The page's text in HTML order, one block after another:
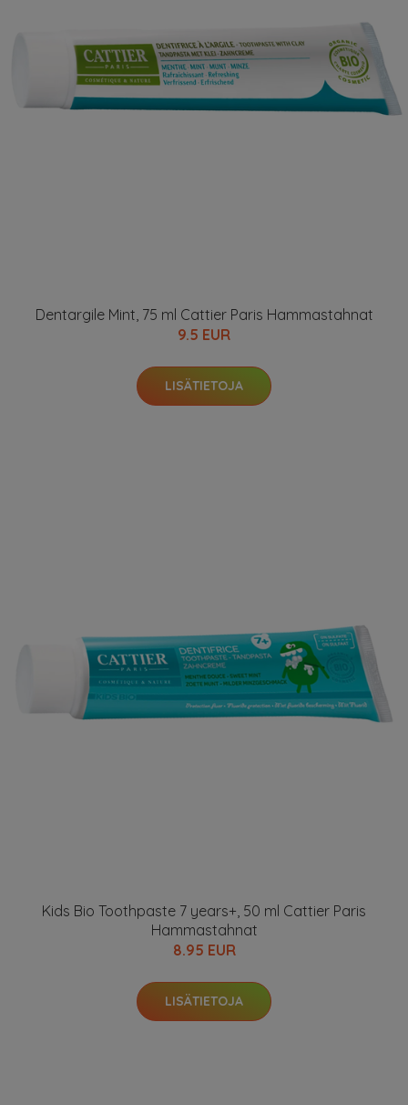
Dentargile Mint, 75 ml Cattier Paris Hammastahnat
9.5 EUR
LISÄTIETOJA
Kids Bio Toothpaste 7 years+, 50 ml Cattier Paris
Hammastahnat
8.95 EUR
LISÄTIETOJA